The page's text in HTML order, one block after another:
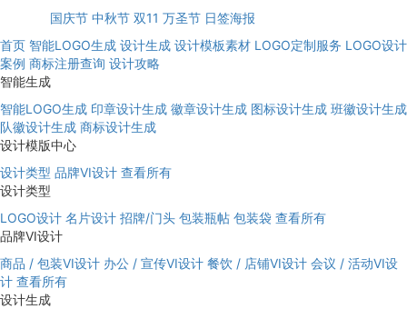
国庆节 中秋节 双11 万圣节 日签海报
首页 智能LOGO生成 设计生成 设计模板素材 LOGO定制服务 LOGO设计
案例 商标注册查询 设计攻略
智能生成
智能LOGO生成 印章设计生成 徽章设计生成 图标设计生成 班徽设计生成
队徽设计生成 商标设计生成
设计模版中心
设计类型 品牌VI设计 查看所有
设计类型
LOGO设计 名片设计 招牌/门头 包装瓶帖 包装袋 查看所有
品牌VI设计
商品 / 包装VI设计 办公 / 宣传VI设计 餐饮 / 店铺VI设计 会议 / 活动VI设
计 查看所有
设计生成